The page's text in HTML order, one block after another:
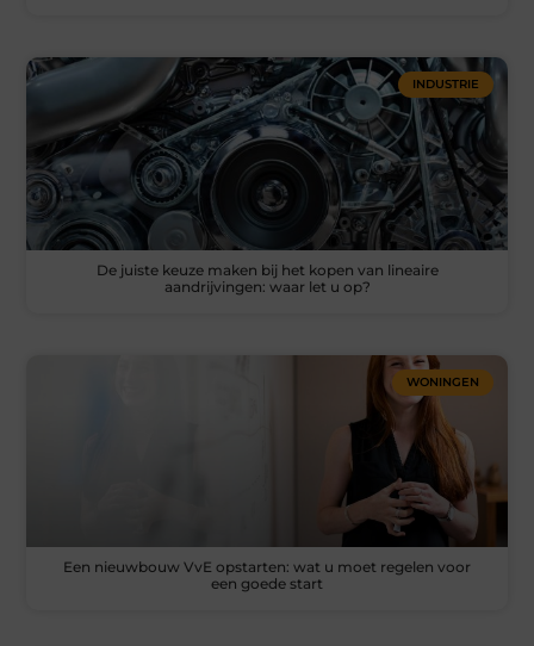
INDUSTRIE
De juiste keuze maken bij het kopen van lineaire
aandrijvingen: waar let u op?
WONINGEN
Een nieuwbouw VvE opstarten: wat u moet regelen voor
een goede start